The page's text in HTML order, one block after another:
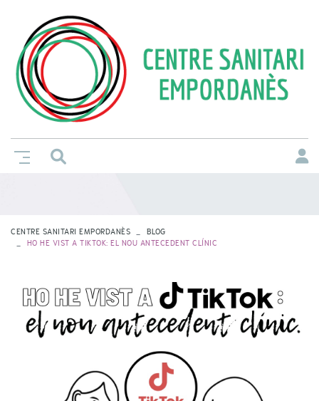
CENTRE SANITARI EMPORDANÈS
BLOG
HO HE VIST A TIKTOK: EL NOU ANTECEDENT CLÍNIC